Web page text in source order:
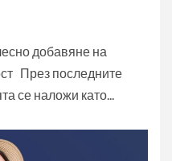
добавяне на
През последните
се наложи като...